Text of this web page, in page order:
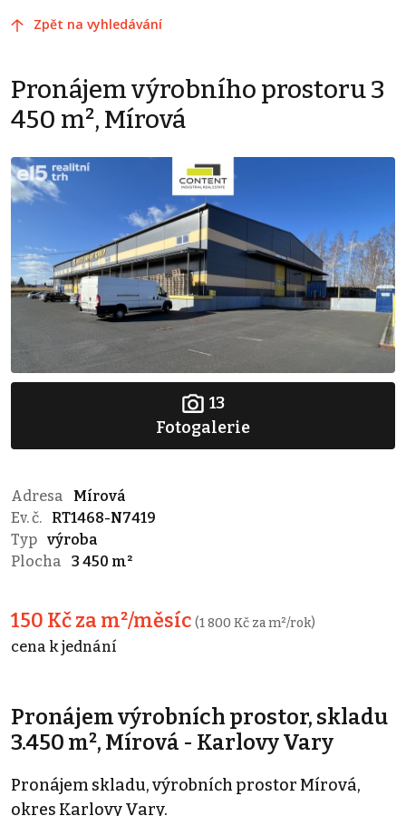
Zpět na vyhledávání
Pronájem výrobního prostoru 3
450 m², Mírová
13
Fotogalerie
Adresa
Mírová
Ev. č.
RT1468-N7419
Typ výroba
Plocha
3 450 m²
150 Kč za m²/měsíc (1 800 Kč za m²/rok)
cena k jednání
Pronájem výrobních prostor, skladu
3.450 m², Mírová - Karlovy Vary
Pronájem skladu, výrobních prostor Mírová,
okres Karlovy Vary.